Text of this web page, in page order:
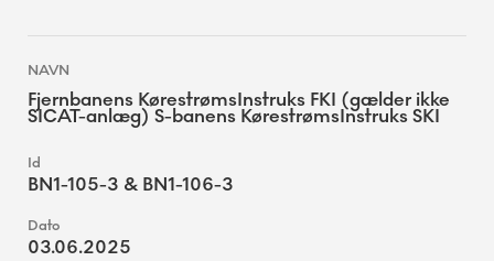
Fjernbanens KørestrømsInstruks FKI (gælder ikke
SICAT-anlæg) S-banens KørestrømsInstruks SKI
BN1-105-3 & BN1-106-3
03.06.2025